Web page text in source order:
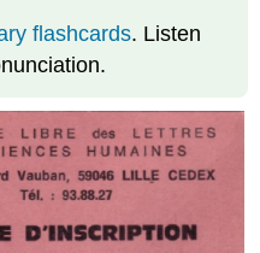
flashcards. Listen